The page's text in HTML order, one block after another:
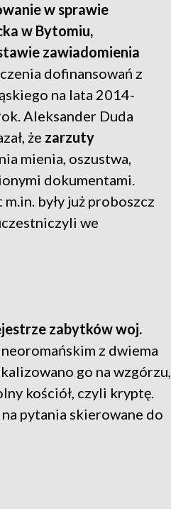
w sprawie
w Bytomiu,
zawiadomienia
dofinansowań z
na lata 2014-
Aleksander Duda
że zarzuty
mienia, oszustwa,
dokumentami.
były już proboszcz
we
zabytków woj.
z dwiema
go na wzgórzu,
kościół, czyli kryptę.
pytania skierowane do